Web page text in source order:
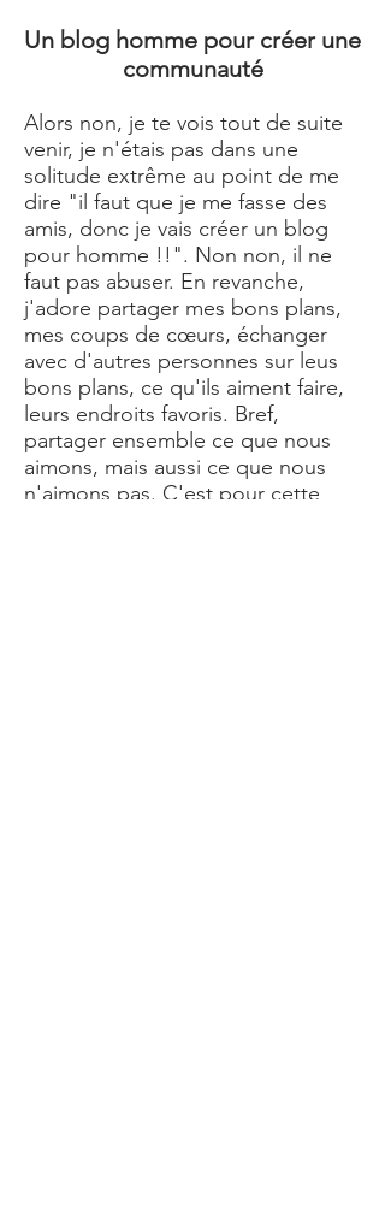
Un blog homme pour créer une
communauté
Alors non, je te vois tout de suite
venir, je n'étais pas dans une
solitude extrême au point de me
dire "il faut que je me fasse des
amis, donc je vais créer un blog
pour homme !!". Non non, il ne
faut pas abuser. En revanche,
j'adore partager mes bons plans,
mes coups de cœurs, échanger
avec d'autres personnes sur leus
bons plans, ce qu'ils aiment faire,
leurs endroits favoris. Bref,
partager ensemble ce que nous
aimons, mais aussi ce que nous
n'aimons pas. C'est pour cette